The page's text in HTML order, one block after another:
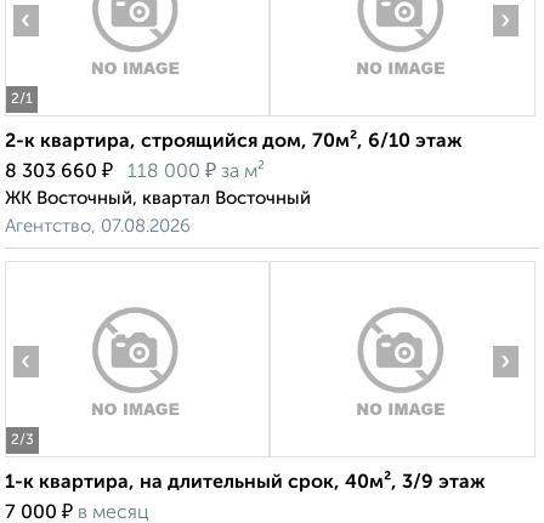
2/1
‹ ›
2-к квартира, строящийся дом, 70м², 6/10 этаж
8 303 660 ₽ 118 000 ₽ за м²
ЖК Восточный, квартал Восточный
Агентство, 07.08.2026
2/3
‹ ›
1-к квартира, на длительный срок, 40м², 3/9 этаж
7 000 ₽ в месяц